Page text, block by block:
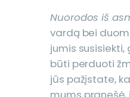
Nuorodos iš
vardą bei
jumis
būti perduoti
jūs pažįstate,